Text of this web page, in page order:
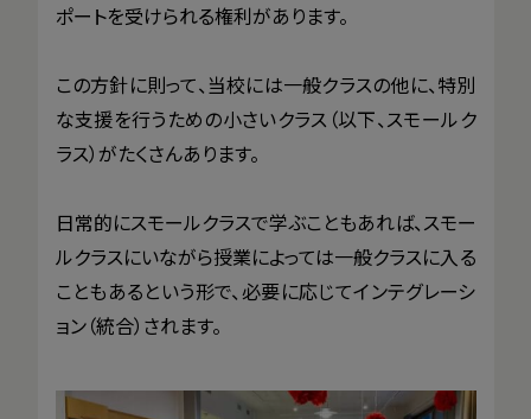
ポートを受けられる権利があります。
この方針に則って、当校には一般クラスの他に、特別
な支援を行うための小さいクラス（以下、スモールク
ラス）がたくさんあります。
日常的にスモールクラスで学ぶこともあれば、スモー
ルクラスにいながら授業によっては一般クラスに入る
こともあるという形で、必要に応じてインテグレーシ
ョン（統合）されます。